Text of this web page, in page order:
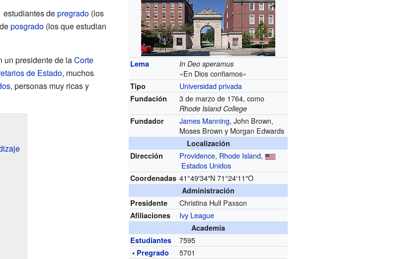
Lema In Deo speramus
«En Dios confiamos»
Tipo Universidad privada
Fundación 3 de marzo de 1764, como
Rhode Island College
Fundador
James Manning, John Brown,
Moses Brown y Morgan Edwards
Localización
Dirección
Providence, Rhode Island,
Estados Unidos
Coordenadas 41°49′34″N 71°24′11″O
Administración
Presidente
Christina Hull Paxson
Afiliaciones Ivy League
Academia
Estudiantes
7595
• Pregrado 5701
estudiantes depregrado(los
posgrado(los que estudian
un presidente de laCorte
de Estado, muchos
, personas muy ricas y